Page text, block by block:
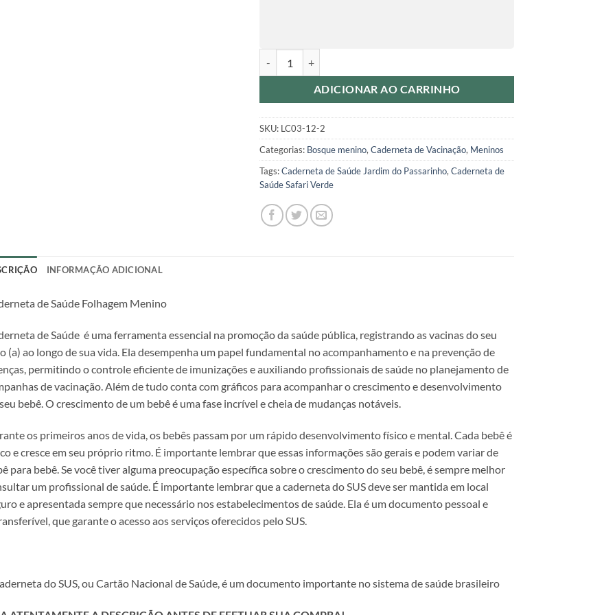
ADICIONAR AO CARRINHO
SKU: LC03-12-2
Categorias: Bosque menino,Caderneta de Vacinação, Meninos
Tags:Caderneta de Saúde Jardim do Passarinho,Caderneta de
Saúde Safari Verde
INFORMAÇÃO ADICIONAL
de Saúde Folhagem Menino
de Saúde é uma ferramenta essencial na promoção da saúde pública, registrando as vacinas do seu
(a) ao longo de sua vida. Ela desempenha um papel fundamental no acompanhamento e na prevenção de
permitindo o controle eficiente de imunizações e auxiliando profissionais de saúde no planejamento de
de vacinação. Além de tudo conta com gráficos para acompanhar o crescimento e desenvolvimento
bebê. O crescimento de um bebê é uma fase incrível e cheia de mudanças notáveis.
os primeiros anos de vida, os bebês passam por um rápido desenvolvimento físico e mental. Cada bebê é
e cresce em seu próprio ritmo. É importante lembrar que essas informações são gerais e podem variar de
para bebê. Se você tiver alguma preocupação específica sobre o crescimento do seu bebê, é sempre melhor
um profissional de saúde. É importante lembrar que a caderneta do SUS deve ser mantida em local
e apresentada sempre que necessário nos estabelecimentos de saúde. Ela é um documento pessoal e
que garante o acesso aos serviços oferecidos pelo SUS.
do SUS, ou Cartão Nacional de Saúde, é um documento importante no sistema de saúde brasileiro